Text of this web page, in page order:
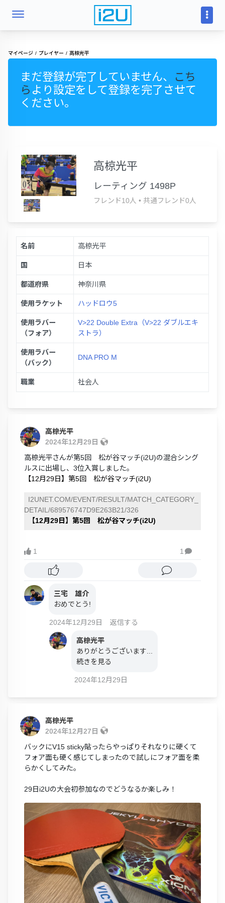
マイページ プレイヤー 高椋光平
まだ登録が完了していません、
こち
ら より設定をして登録を完了させて
ください。
高椋光平
レーティング 1498P
フレンド10人 • 共通フレンド0人
名前 高椋光平
国 日本
都道府県 神奈川県
使用ラケット ハッドロウ5
使用ラバー
（フォア）
V>22 Double Extra（V>22 ダブルエキ
ストラ）
使用ラバー
（バック）
DNA PRO M
職業 社会人
高椋光平
2024年12月29日
高椋光平さんが第5回 松が谷マッチ(i2U)の混合シング
ルスに出場し、3位入賞しました。
【12月29日】第5回 松が谷マッチ(i2U)
I2UNET.COM/EVENT/RESULT/MATCH_CATEGORY_
DETAIL/689576747D9E263B21/326
【12月29日】第5回 松が谷マッチ(i2U)
1 1 
三宅 雄介
おめでとう!
2024年12月29日 返信する
高椋光平
ありがとうございます...
続きを見る
2024年12月29日
高椋光平
2024年12月27日
バックにV15 sticky貼ったらやっぱりそれなりに硬くて
フォア面も硬く感じてしまったので試しにフォア面を柔
らかくしてみた。
29日i2Uの大会初参加なのでどうなるか楽しみ！